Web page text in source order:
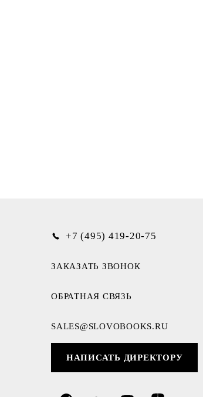
+7 (495) 419-20-75
ЗАКАЗАТЬ ЗВОНОК
ОБРАТНАЯ СВЯЗЬ
SALES@SLOVOBOOKS.RU
НАПИСАТЬ ДИРЕКТОРУ